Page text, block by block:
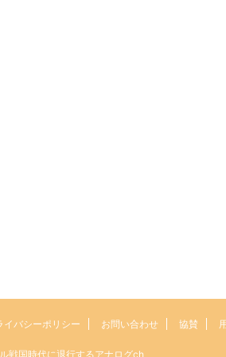
イバシーポリシー お問い合わせ 協賛
戦国時代に退行するアナログch